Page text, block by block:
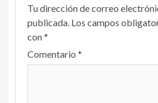
Tu dirección de correo
publicada. Los campos
con*
Comentario *